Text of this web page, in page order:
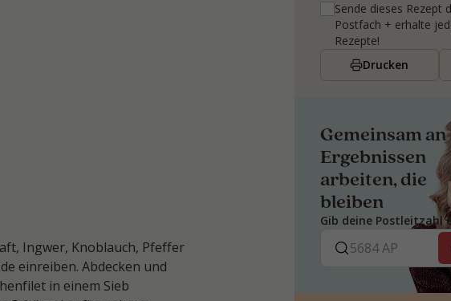
Ingwer, Knoblauch, Pfeffer
einreiben. Abdecken und
in einem Sieb
Sende dieses Rezept
Postfach + erhalte
Rezepte!
Drucken
Gemeinsam an
Ergebnissen
arbeiten, die
bleiben
Gib deine Postleitzahl